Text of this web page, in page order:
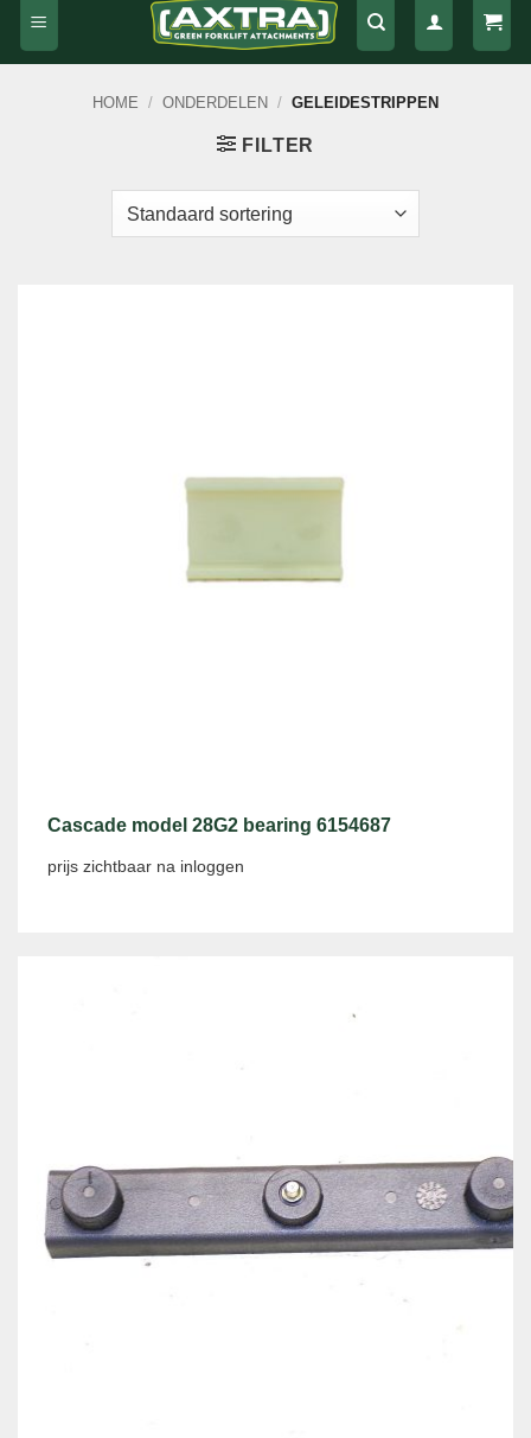
HOME / ONDERDELEN / GELEIDESTRIPPEN
FILTER
Cascade model 28G2 bearing 6154687
prijs zichtbaar na inloggen